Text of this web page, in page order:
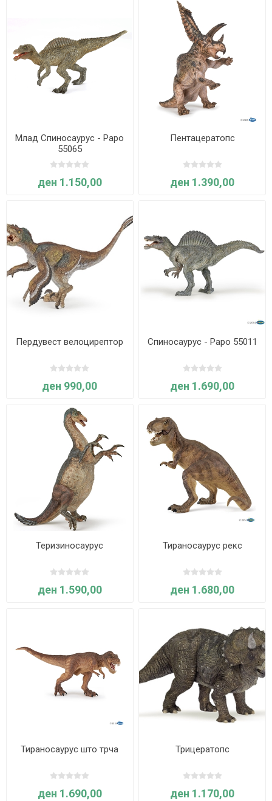
Млад Спиносаурус - Papo
55065
ден 1.150,00
Пентацератопс
ден 1.390,00
Пердувест велоцирептор
ден 990,00
Спиносаурус - Papo 55011
ден 1.690,00
Теризиносаурус
ден 1.590,00
Тираносаурус рекс
ден 1.680,00
Тираносаурус што трча
ден 1.690,00
Трицератопс
ден 1.170,00